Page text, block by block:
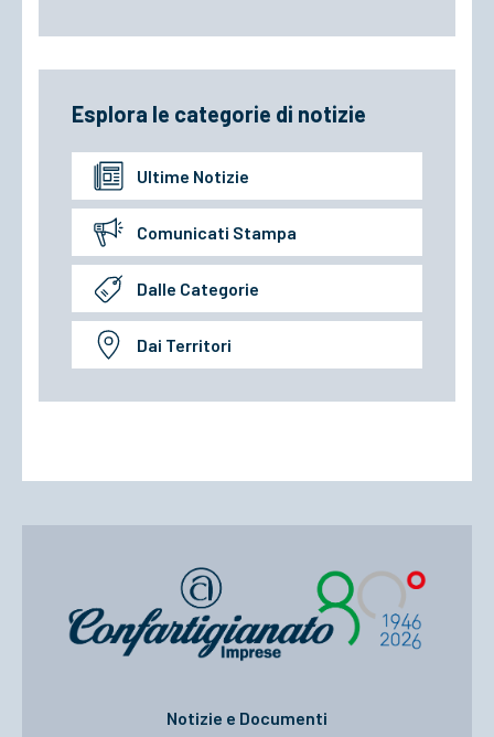
Esplora le categorie di notizie
Ultime Notizie
Comunicati Stampa
Dalle Categorie
Dai Territori
Notizie e Documenti